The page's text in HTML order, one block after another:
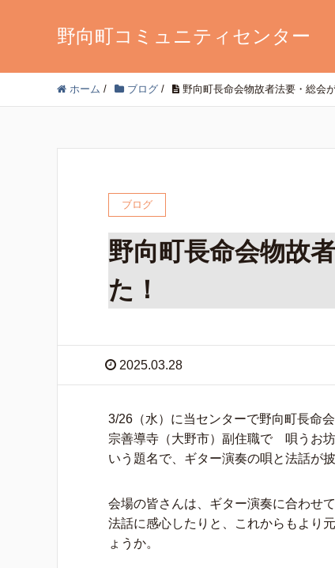
野向町コミュニティセンター
ホーム / ブログ / 野向町長命会物故者法要・総会
ブログ
野向町長命会物故
た！
2025.03.28
3/26（水）に当センターで野向町長命
宗善導寺（大野市）副住職で 唄うお
いう題名で、ギター演奏の唄と法話が
会場の皆さんは、ギター演奏に合わせ
法話に感心したりと、これからもより
ょうか。